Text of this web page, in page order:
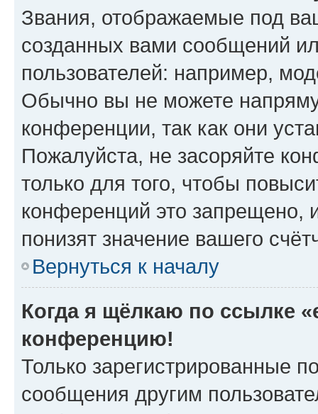
Звания, отображаемые под
созданных вами сообщений
пользователей: например,
Обычно вы не можете
конференции, так как они
Пожалуйста, не засоряйте
только для того, чтобы
конференций это запрещено,
понизят значение вашего
Вернуться к началу
Когда я щёлкаю по ссылке
конференцию!
Только зарегистрированные
сообщения другим